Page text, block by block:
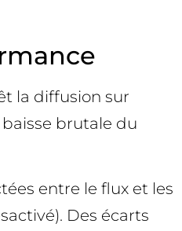
la diffusion sur
brutale du
entre le flux et les
Des écarts